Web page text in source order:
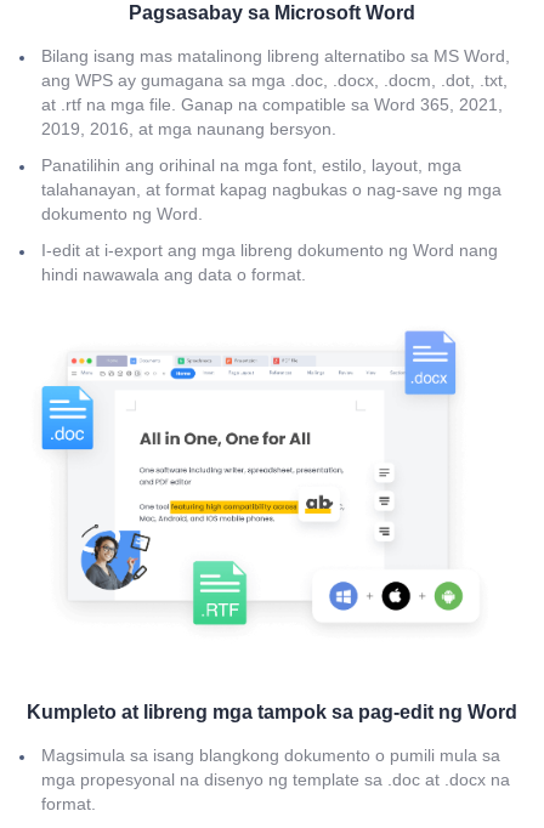
Pagsasabay sa Microsoft Word
Bilang isang mas matalinong libreng alternatibo sa MS Word,
ang WPS ay gumagana sa mga .doc, .docx, .docm, .dot, .txt,
at .rtf na mga file. Ganap na compatible sa Word 365, 2021,
2019, 2016, at mga naunang bersyon.
Panatilihin ang orihinal na mga font, estilo, layout, mga
talahanayan, at format kapag nagbukas o nag-save ng mga
dokumento ng Word.
I-edit at i-export ang mga libreng dokumento ng Word nang
hindi nawawala ang data o format.
Kumpleto at libreng mga tampok sa pag-edit ng Word
Magsimula sa isang blangkong dokumento o pumili mula sa
mga propesyonal na disenyo ng template sa .doc at .docx na
format.